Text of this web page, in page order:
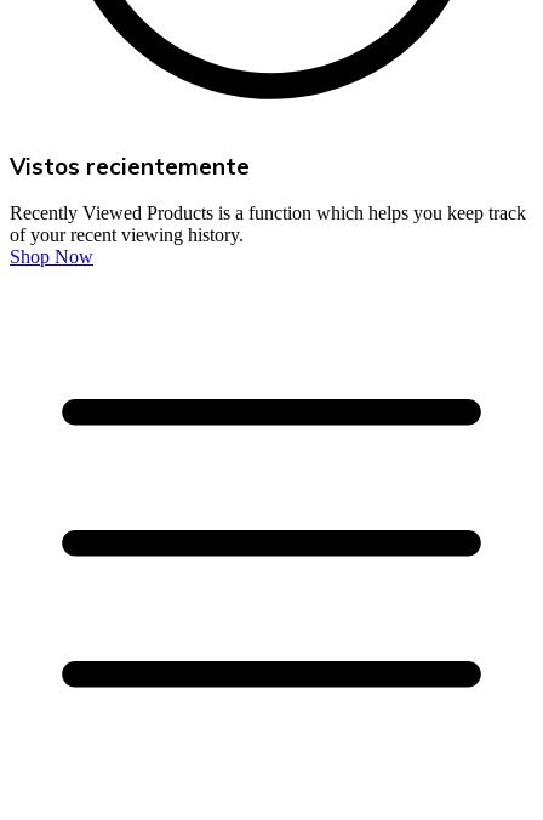
Vistos recientemente
Recently Viewed Products is a function which helps you keep track
of your recent viewing history.
Shop Now